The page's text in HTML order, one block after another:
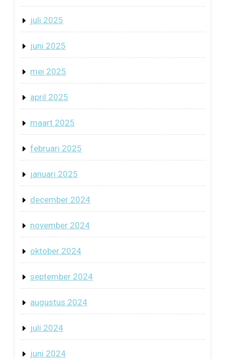
juli 2025
juni 2025
mei 2025
april 2025
maart 2025
februari 2025
januari 2025
december 2024
november 2024
oktober 2024
september 2024
augustus 2024
juli 2024
juni 2024